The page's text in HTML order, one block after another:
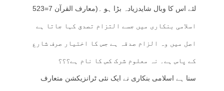
لئے اس کا وبال شایدزیادہ بڑا ہو ۔(معارف القرآن 7=523
اسلامی بنکاری میں جسے التزام تصدق کہا جاتا ہے
اصل میں وہ الزام صدقہ ہے جس کا اختیار صرف شارع
کے پاس ہے۔ نہ معلوم شرک کس کا نام ہے؟؟؟
سنا ہے اسلامی بنکاری نے ایک نئی ٹرانزیکشن متعارف